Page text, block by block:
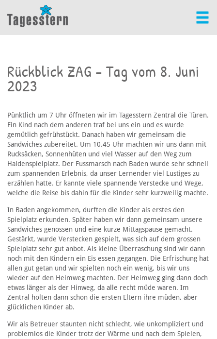
Rückblick ZAG – Tag vom 8. Juni
2023
Pünktlich um 7 Uhr öffneten wir im Tagesstern Zentral die Türen.
Ein Kind nach dem anderen traf bei uns ein und es wurde
gemütlich gefrühstückt. Danach haben wir gemeinsam die
Sandwiches zubereitet. Um 10.45 Uhr machten wir uns dann mit
Rucksäcken, Sonnenhüten und viel Wasser auf den Weg zum
Haldenspielplatz. Der Fussmarsch nach Baden wurde sehr schnell
zum spannenden Erlebnis, da unser Lernender viel Lustiges zu
erzählen hatte. Er kannte viele spannende Verstecke und Wege,
welche die Reise bis dahin für die Kinder sehr kurzweilig machte.
In Baden angekommen, durften die Kinder als erstes den
Spielplatz erkunden. Später haben wir dann gemeinsam unsere
Sandwiches genossen und eine kurze Mittagspause gemacht.
Gestärkt, wurde Verstecken gespielt, was sich auf dem grossen
Spielplatz sehr gut anbot. Als kleine Überraschung sind wir dann
noch mit den Kindern ein Eis essen gegangen. Die Erfrischung hat
allen gut getan und wir spielten noch ein wenig, bis wir uns
wieder auf den Heimweg machten. Der Heimweg ging dann doch
etwas länger als der Hinweg, da alle recht müde waren. Im
Zentral holten dann schon die ersten Eltern ihre müden, aber
glücklichen Kinder ab.
Wir als Betreuer staunten nicht schlecht, wie unkompliziert und
problemlos die Kinder trotz der Wärme und nach dem Spielen,